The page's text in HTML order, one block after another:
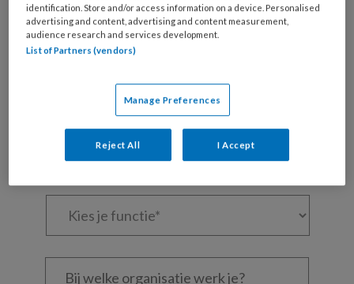
Al een account of abonnement?Log dan in
mailadres?
Kies
wachtwoord* *
Kies
Bij
welke
identification. Store and/or access information on a device. Personalised
advertising and content, advertising and content measurement,
audience research and services development.
List of Partners (vendors)
Manage Preferences
Reject All I Accept